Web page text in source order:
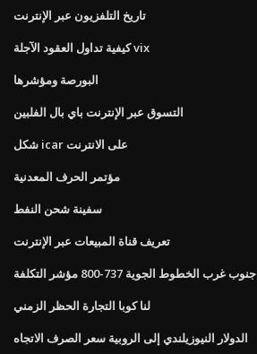
تاريخ التلفزيون عبر الإنترنت
كيفية تداول العقود الآجلة vix
البورصة ومؤشرها
التسوق عبر الإنترنت باي بال الفلبين
شكل icar على الانترنت
مؤتمر الحرف المعدنية
سفينة شحن النفط
تعريف قناة المبيعات عبر الإنترنت
جنوب غرب الخطوط الجوية 737-800 مؤشر التكلفة
لنا كوبا التجارة الحظر الزمني
الدولار النيوزيلندي إلى الروبية سعر الصرف الاتجاه